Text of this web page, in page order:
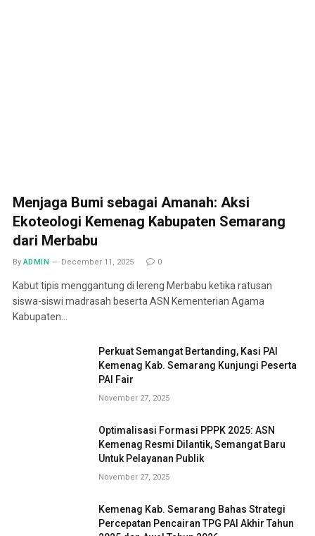
Menjaga Bumi sebagai Amanah: Aksi
Ekoteologi Kemenag Kabupaten Semarang
dari Merbabu
By ADMIN December 11, 2025 0
Kabut tipis menggantung di lereng Merbabu ketika ratusan
siswa-siswi madrasah beserta ASN Kementerian Agama
Kabupaten…
Perkuat Semangat Bertanding, Kasi PAI
Kemenag Kab. Semarang Kunjungi Peserta
PAI Fair
November 27, 2025
Optimalisasi Formasi PPPK 2025: ASN
Kemenag Resmi Dilantik, Semangat Baru
Untuk Pelayanan Publik
November 27, 2025
Kemenag Kab. Semarang Bahas Strategi
Percepatan Pencairan TPG PAI Akhir Tahun